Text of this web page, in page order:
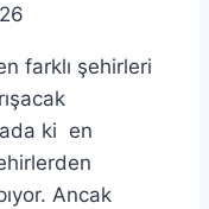
farklı şehirleri
ki en
Ancak